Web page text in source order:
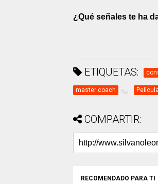
¿Qué señales te ha
ETIQUETAS:
master coach Película
COMPARTIR:
RECOMENDADO PARA TI